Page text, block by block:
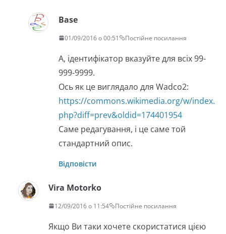
Base
01/09/2016 о 00:51 Постійне посилання
А, ідентифікатор вказуйте для всіх 99-
999-9999.
Ось як це виглядало для Wadco2:
https://commons.wikimedia.org/w/index.
php?diff=prev&oldid=174401954
Саме редагування, і це саме той
стандартний опис.
Відповісти
Vira Motorko
12/09/2016 о 11:54 Постійне посилання
Якщо Ви таки хочете скористатися цією